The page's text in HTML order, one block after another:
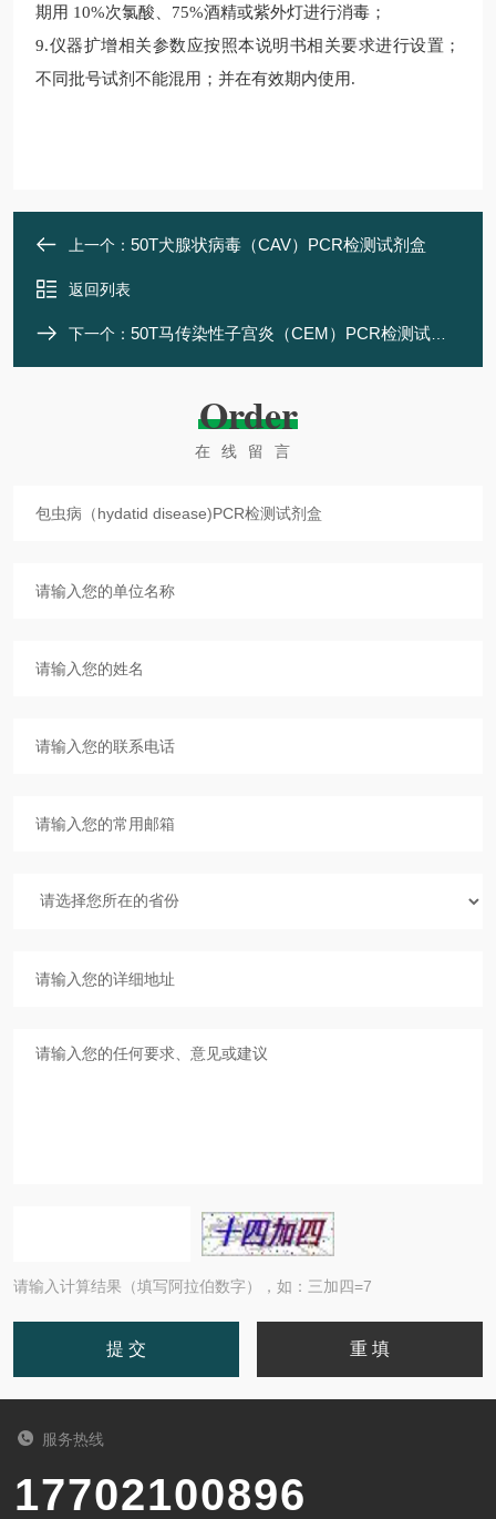
期用 10%次氯酸、75%酒精或紫外灯进行消毒；
9.仪器扩增相关参数应按照本说明书相关要求进行设置；
不同批号试剂不能混用；并在有效期内使用.
上一个： 50T犬腺状病毒（CAV）PCR检测试剂盒
返回列表
下一个： 50T马传染性子宫炎（CEM）PCR检测试剂盒
Order
在线留言
请输入计算结果（填写阿拉伯数字），如：三加四=7
服务热线
17702100896